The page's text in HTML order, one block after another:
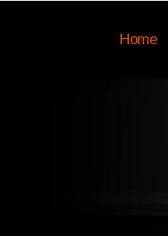
Home